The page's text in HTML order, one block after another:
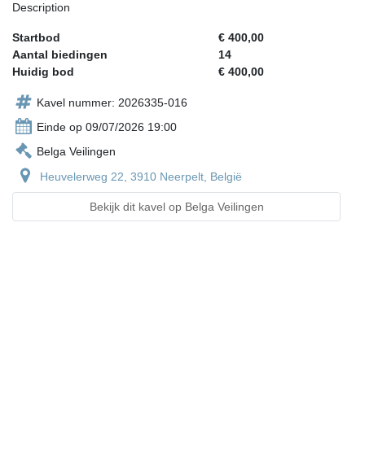
Description
Startbod
€ 400,00
Aantal biedingen
14
Huidig bod
€ 400,00
Kavel nummer: 2026335-016
Einde op 09/07/2026 19:00
Belga Veilingen
Heuvelerweg 22, 3910 Neerpelt, België
Bekijk dit kavel op Belga Veilingen